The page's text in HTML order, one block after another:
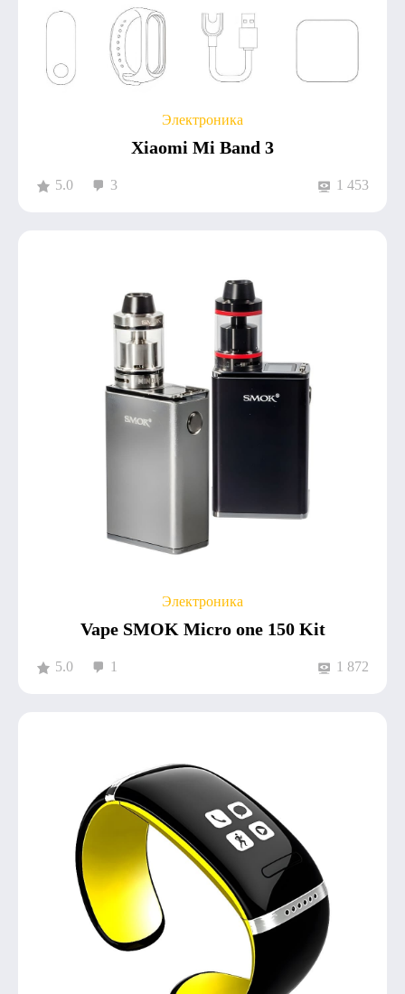
Электроника
Xiaomi Mi Band 3
5.0 3 1 453
Электроника
Vape SMOK Micro one 150 Kit
5.0 1 1 872